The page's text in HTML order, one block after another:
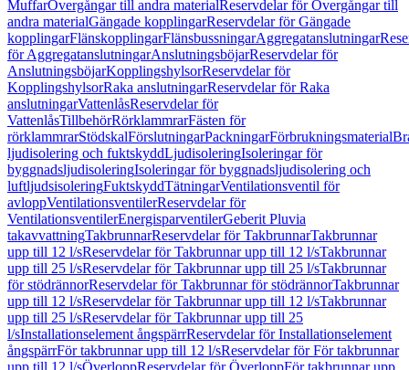
MuffarÖvergångar till andra materialReservdelar för Övergångar till
andra materialGängade kopplingarReservdelar för Gängade
kopplingarFlänskopplingarFlänsbussningarAggregatanslutningar
för AggregatanslutningarAnslutningsböjarReservdelar för
AnslutningsböjarKopplingshylsorReservdelar för
KopplingshylsorRaka anslutningarReservdelar för Raka
anslutningarVattenlåsReservdelar för
VattenlåsTillbehörRörklammrarFästen för
rörklammrarStödskalFörslutningarPackningarFörbrukningsmaterial
ljudisolering och fuktskyddLjudisoleringIsoleringar för
byggnadsljudisoleringIsoleringar för byggnadsljudisolering och
luftljudsisoleringFuktskyddTätningarVentilationsventil för
avloppVentilationsventilerReservdelar för
VentilationsventilerEnergisparventilerGeberit Pluvia
takavvattningTakbrunnarReservdelar för TakbrunnarTakbrunnar
upp till 12 l/sReservdelar för Takbrunnar upp till 12 l/sTakbrunnar
upp till 25 l/sReservdelar för Takbrunnar upp till 25 l/sTakbrunnar
för stödrännorReservdelar för Takbrunnar för stödrännorTakbrunnar
upp till 12 l/sReservdelar för Takbrunnar upp till 12 l/sTakbrunnar
upp till 25 l/sReservdelar för Takbrunnar upp till 25
l/sInstallationselement ångspärrReservdelar för Installationselement
ångspärrFör takbrunnar upp till 12 l/sReservdelar för För takbrunnar
upp till 12 l/sÖverloppReservdelar för ÖverloppFör takbrunnar upp